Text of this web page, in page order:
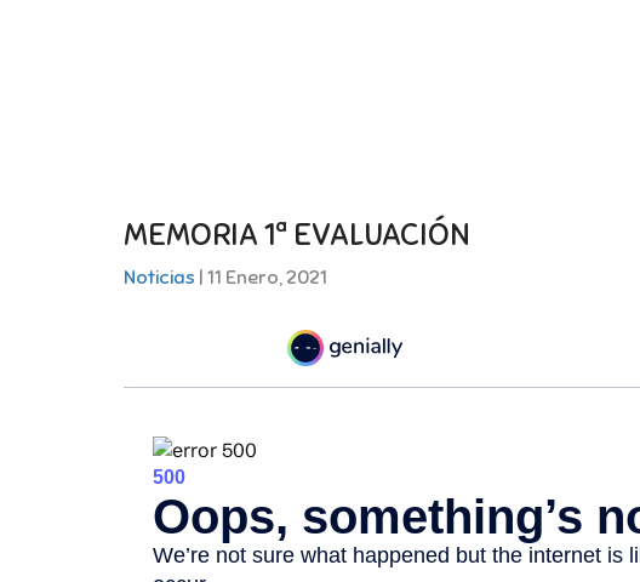
MEMORIA 1ª EVALUACIÓN
Noticias | 11 Enero, 2021